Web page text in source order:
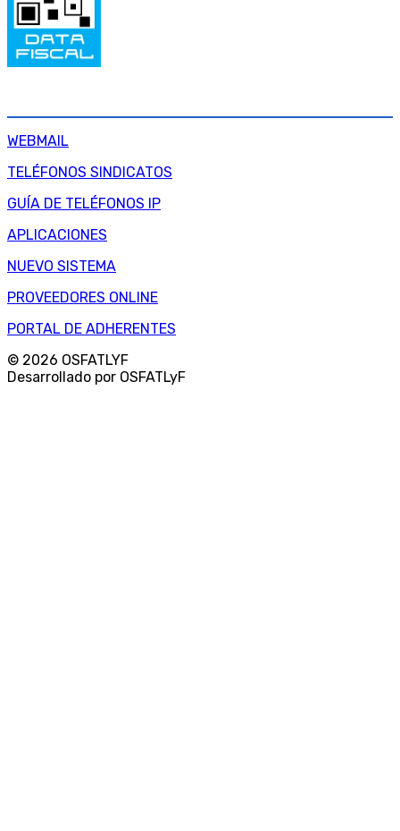
WEBMAIL
TELÉFONOS SINDICATOS
GUÍA DE TELÉFONOS IP
APLICACIONES
NUEVO SISTEMA
PROVEEDORES ONLINE
PORTAL DE ADHERENTES
© 2026 OSFATLYF
Desarrollado por OSFATLyF